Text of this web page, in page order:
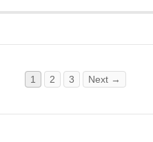
1 2 3 Next →